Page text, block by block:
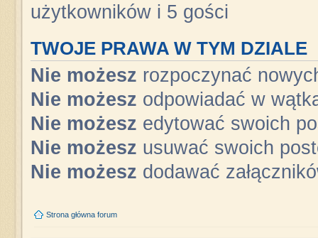
użytkowników i 5 gości
TWOJE PRAWA W TYM DZIALE
Nie możesz rozpoczynać
Nie możesz odpowiadać w
Nie możesz edytować swoich
Nie możesz usuwać swoich
Nie możesz dodawać
Strona główna forum